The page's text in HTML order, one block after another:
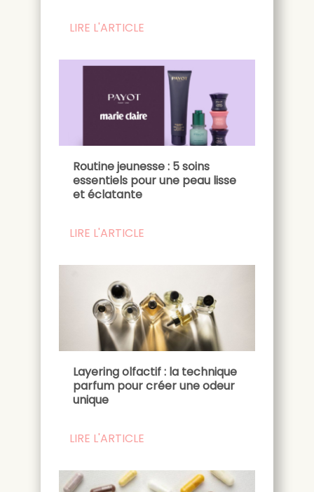
LIRE L'ARTICLE
Routine jeunesse : 5 soins
essentiels pour une peau lisse
et éclatante
LIRE L'ARTICLE
Layering olfactif : la technique
parfum pour créer une odeur
unique
LIRE L'ARTICLE